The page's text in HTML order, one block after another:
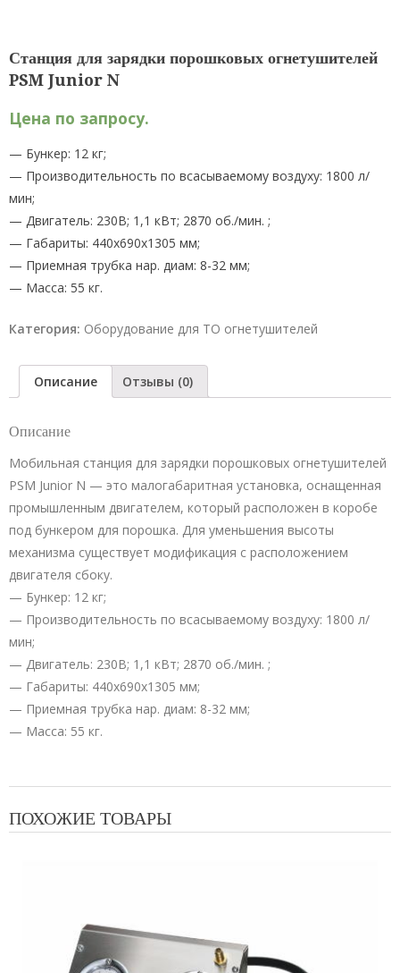
Станция для зарядки порошковых огнетушителей
PSM Junior N
Цена по запросу.
— Бункер: 12 кг;
— Производительность по всасываемому воздуху: 1800 л/
мин;
— Двигатель: 230В; 1,1 кВт; 2870 об./мин. ;
— Габариты: 440х690х1305 мм;
— Приемная трубка нар. диам: 8-32 мм;
— Масса: 55 кг.
Категория: Оборудование для ТО огнетушителей
Описание Отзывы (0)
Описание
Мобильная станция для зарядки порошковых огнетушителей
PSM Junior N — это малогабаритная установка, оснащенная
промышленным двигателем, который расположен в коробе
под бункером для порошка. Для уменьшения высоты
механизма существует модификация с расположением
двигателя сбоку.
— Бункер: 12 кг;
— Производительность по всасываемому воздуху: 1800 л/
мин;
— Двигатель: 230В; 1,1 кВт; 2870 об./мин. ;
— Габариты: 440х690х1305 мм;
— Приемная трубка нар. диам: 8-32 мм;
— Масса: 55 кг.
ПОХОЖИЕ ТОВАРЫ